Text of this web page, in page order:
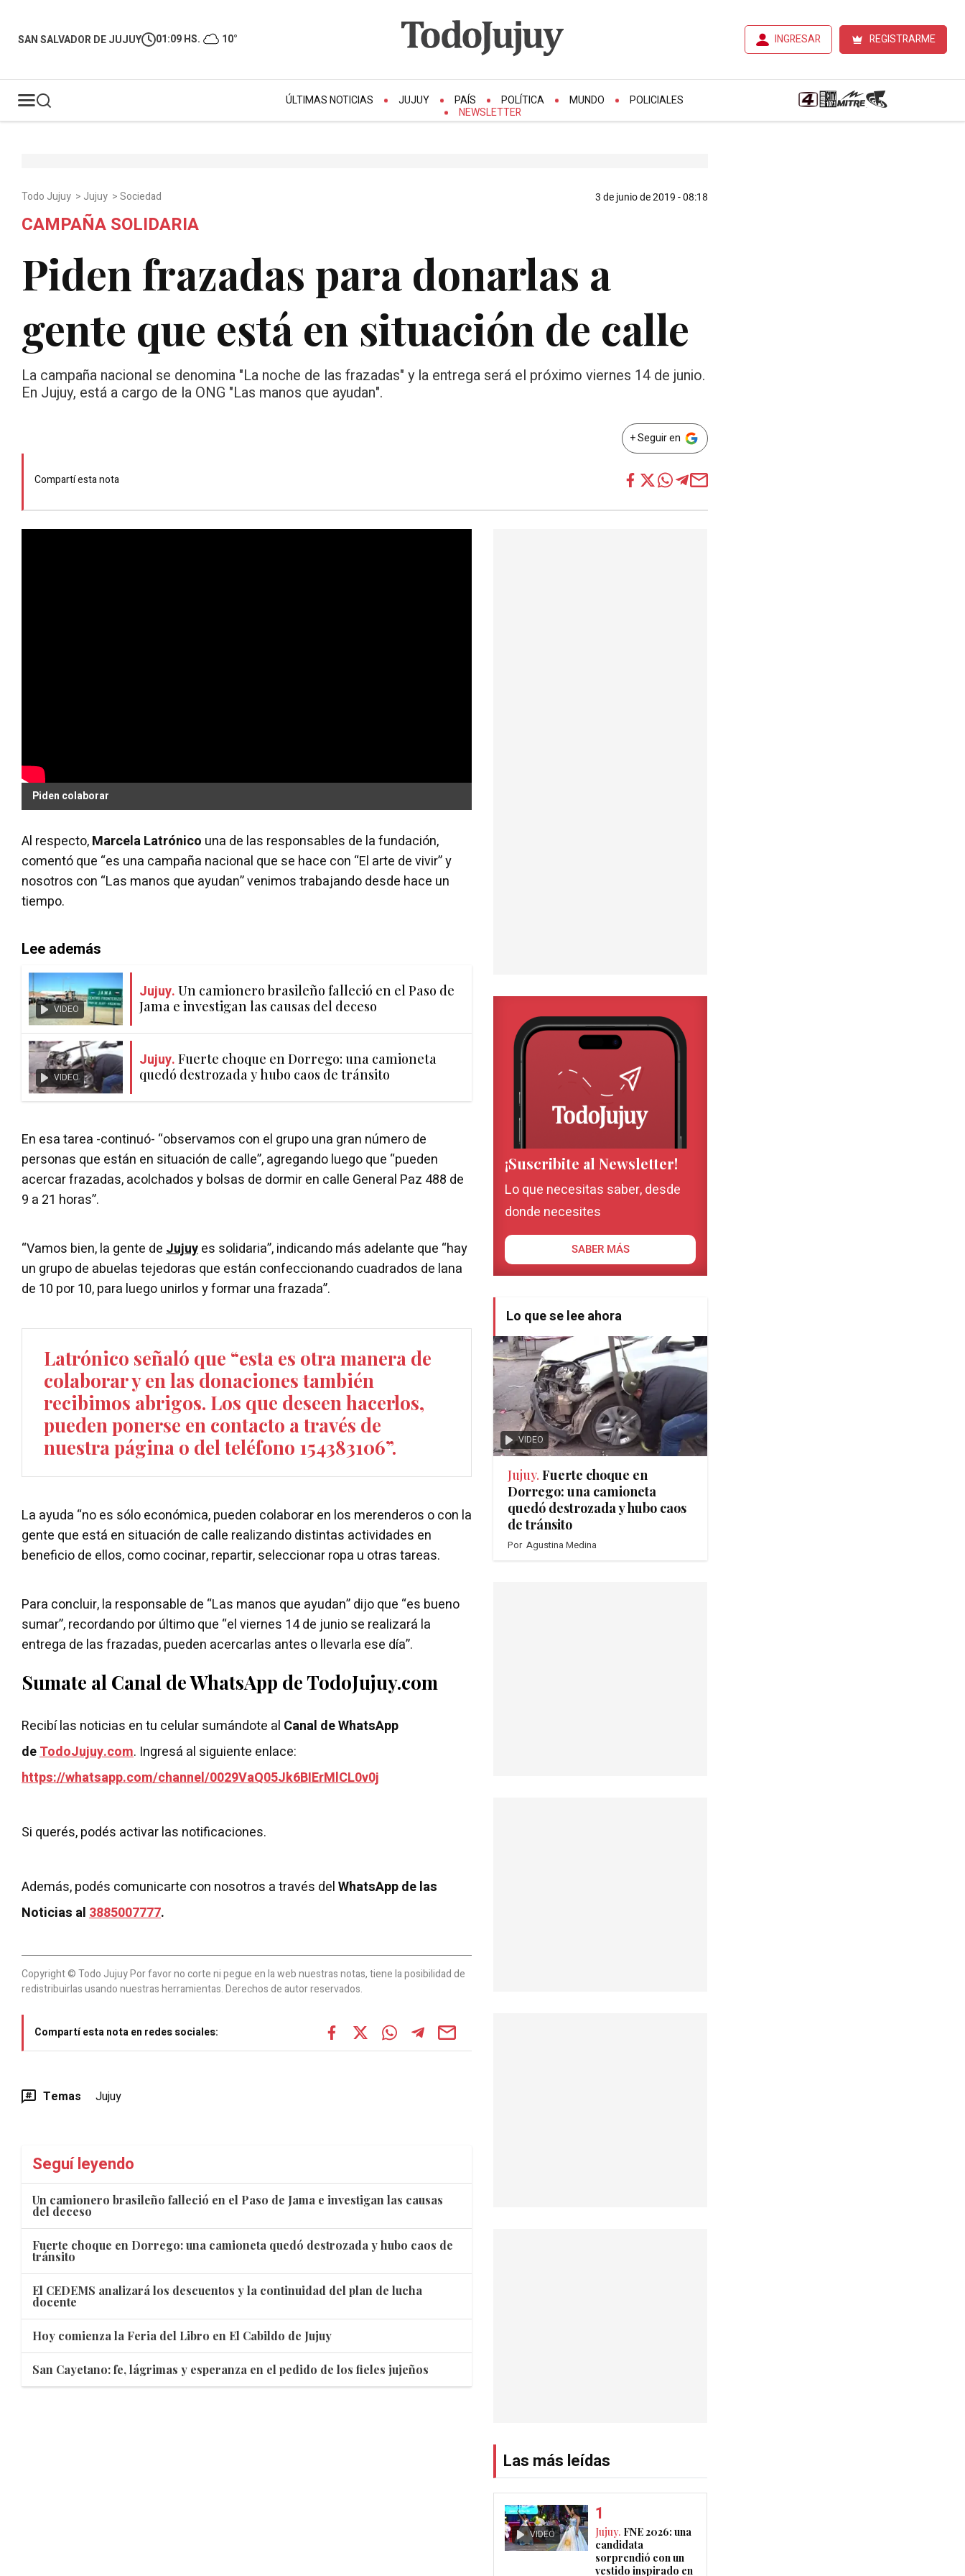
SAN SALVADOR DE JUJUY 01:09 HS. 10° INGRESAR REGISTRARME
ÚLTIMAS NOTICIAS JUJUY PAÍS POLÍTICA MUNDO
POLICIALES
NEWSLETTER
Todo Jujuy > Jujuy >Sociedad 3 de junio de 2019 - 08:18
CAMPAÑA SOLIDARIA
Piden frazadas para donarlas a
gente que está en situación de calle
La campaña nacional se denomina "La noche de las frazadas" y la entrega será el próximo viernes 14 de junio.
En Jujuy, está a cargo de la ONG "Las manos que ayudan".
+ Seguir en
Compartí esta nota
Piden colaborar
Al respecto,Marcela Latrónico una de las responsables de la fundación,
comentó que “es una campaña nacional que se hace con “El arte de vivir” y
nosotros con “Las manos que ayudan” venimos trabajando desde hace un
tiempo.
Lee además
VIDEO
Jujuy. Un camionero brasileño falleció en el Paso de
Jama e investigan las causas del deceso
VIDEO
Jujuy. Fuerte choque en Dorrego: una camioneta
quedó destrozada y hubo caos de tránsito
En esa tarea -continuó- “observamos con el grupo una gran número de
personas que están en situación de calle”, agregando luego que “pueden
acercar frazadas, acolchados y bolsas de dormir en calle General Paz 488 de
9 a 21 horas”.
“Vamos bien, la gente deJujuyes solidaria”, indicando más adelante que “hay
un grupo de abuelas tejedoras que están confeccionando cuadrados de lana
de 10 por 10, para luego unirlos y formar una frazada”.
Latrónico señaló que “esta es otra manera de
colaborar y en las donaciones también
recibimos abrigos. Los que deseen hacerlos,
pueden ponerse en contacto a través de
nuestra página o del teléfono 154383106”.
La ayuda “no es sólo económica, pueden colaborar en los merenderos o con la
gente que está en situación de calle realizando distintas actividades en
beneficio de ellos, como cocinar, repartir, seleccionar ropa u otras tareas.
Para concluir, la responsable de “Las manos que ayudan” dijo que “es bueno
sumar”, recordando por último que “el viernes 14 de junio se realizará la
entrega de las frazadas, pueden acercarlas antes o llevarla ese día”.
Sumate al Canal de WhatsApp de TodoJujuy.com
Recibí las noticias en tu celular sumándote al Canal de WhatsApp
deTodoJujuy.com. Ingresá al siguiente enlace:
https://whatsapp.com/channel/0029VaQ05Jk6BIErMlCL0v0j
Si querés, podés activar las notificaciones.
Además, podés comunicarte con nosotros a través delWhatsApp de las
Noticias al3885007777.
Copyright © Todo Jujuy Por favor no corte ni pegue en la web nuestras notas, tiene la posibilidad de
redistribuirlas usando nuestras herramientas. Derechos de autor reservados.
Compartí esta nota en redes sociales:
Temas Jujuy
Seguí leyendo
Un camionero brasileño falleció en el Paso de Jama e investigan las causas
del deceso
Fuerte choque en Dorrego: una camioneta quedó destrozada y hubo caos de
tránsito
El CEDEMS analizará los descuentos y la continuidad del plan de lucha
docente
Hoy comienza la Feria del Libro en El Cabildo de Jujuy
San Cayetano: fe, lágrimas y esperanza en el pedido de los fieles jujeños
¡Suscribite al Newsletter!
Lo que necesitas saber, desde
donde necesites
SABER MÁS
Lo que se lee ahora
VIDEO
Jujuy. Fuerte choque en
Dorrego: una camioneta
quedó destrozada y hubo caos
de tránsito
Por Agustina Medina
Las más leídas
VIDEO Jujuy. FNE 2026: una
candidata
sorprendió con un
vestido inspirado en